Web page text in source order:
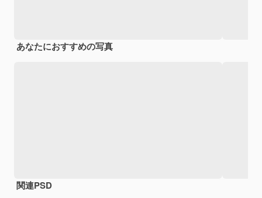
あなたにおすすめの写真
関連PSD